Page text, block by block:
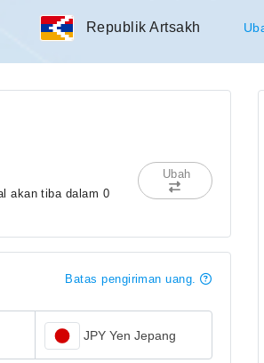
Republik Artsakh
akan tiba dalam 0
Ubah
Batas pengiriman uang.
JPY Yen Jepang